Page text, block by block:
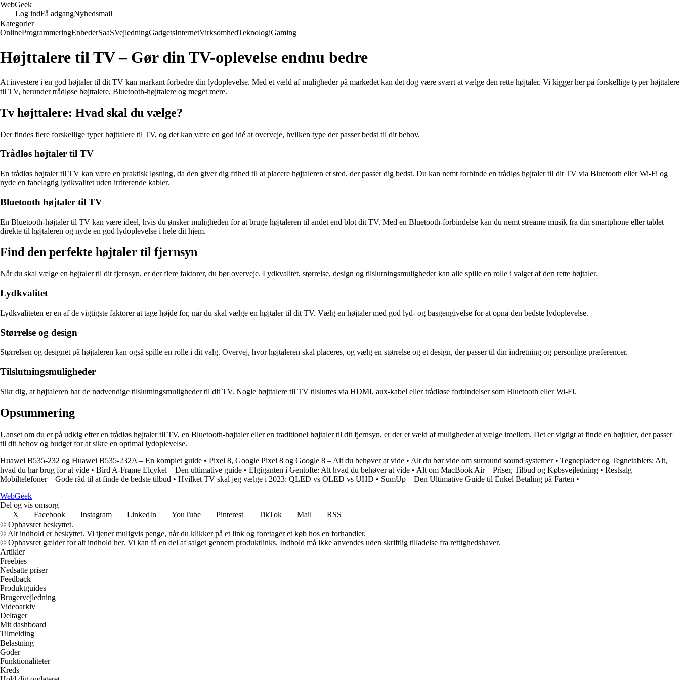
WebGeek
Log indFå adgangNyhedsmail
Kategorier
OnlineProgrammeringEnhederSaaSVejledningGadgetsInternetVirksomhedTeknologiGaming
Højttalere til TV – Gør din TV-oplevelse endnu bedre
At investere i en god højtaler til dit TV kan markant forbedre din lydoplevelse. Med et væld af muligheder på markedet kan det dog være svært at vælge den rette højtaler. Vi kigger her på forskellige typer højttalere
til TV, herunder trådløse højttalere, Bluetooth-højttalere og meget mere.
Tv højttalere: Hvad skal du vælge?
Der findes flere forskellige typer højttalere til TV, og det kan være en god idé at overveje, hvilken type der passer bedst til dit behov.
Trådløs højtaler til TV
En trådløs højtaler til TV kan være en praktisk løsning, da den giver dig frihed til at placere højtaleren et sted, der passer dig bedst. Du kan nemt forbinde en trådløs højtaler til dit TV via Bluetooth eller Wi-Fi og
nyde en fabelagtig lydkvalitet uden irriterende kabler.
Bluetooth højtaler til TV
En Bluetooth-højtaler til TV kan være ideel, hvis du ønsker muligheden for at bruge højtaleren til andet end blot dit TV. Med en Bluetooth-forbindelse kan du nemt streame musik fra din smartphone eller tablet
direkte til højtaleren og nyde en god lydoplevelse i hele dit hjem.
Find den perfekte højtaler til fjernsyn
Når du skal vælge en højtaler til dit fjernsyn, er der flere faktorer, du bør overveje. Lydkvalitet, størrelse, design og tilslutningsmuligheder kan alle spille en rolle i valget af den rette højtaler.
Lydkvalitet
Lydkvaliteten er en af de vigtigste faktorer at tage højde for, når du skal vælge en højtaler til dit TV. Vælg en højtaler med god lyd- og basgengivelse for at opnå den bedste lydoplevelse.
Størrelse og design
Størrelsen og designet på højtaleren kan også spille en rolle i dit valg. Overvej, hvor højtaleren skal placeres, og vælg en størrelse og et design, der passer til din indretning og personlige præferencer.
Tilslutningsmuligheder
Sikr dig, at højtaleren har de nødvendige tilslutningsmuligheder til dit TV. Nogle højttalere til TV tilsluttes via HDMI, aux-kabel eller trådløse forbindelser som Bluetooth eller Wi-Fi.
Opsummering
Uanset om du er på udkig efter en trådløs højtaler til TV, en Bluetooth-højtaler eller en traditionel højtaler til dit fjernsyn, er der et væld af muligheder at vælge imellem. Det er vigtigt at finde en højtaler, der passer
til dit behov og budget for at sikre en optimal lydoplevelse.
Huawei B535-232 og Huawei B535-232A – En komplet guide • Pixel 8, Google Pixel 8 og Google 8 – Alt du behøver at vide • Alt du bør vide om surround sound systemer• Tegneplader og Tegnetablets: Alt,
hvad du har brug for at vide • Bird A-Frame Elcykel – Den ultimative guide • Elgiganten i Gentofte: Alt hvad du behøver at vide • Alt om MacBook Air – Priser, Tilbud og Købsvejledning • Restsalg
Mobiltelefoner – Gode råd til at finde de bedste tilbud • Hvilket TV skal jeg vælge i 2023: QLED vs OLED vs UHD • SumUp – Den Ultimative Guide til Enkel Betaling på Farten •
WebGeek
Del og vis omsorg
X
Facebook Instagram LinkedIn YouTube Pinterest TikTok Mail
RSS
© Ophavsret beskyttet.
© Alt indhold er beskyttet. Vi tjener muligvis penge, når du klikker på et link og foretager et køb hos en forhandler.
© Ophavsret gælder for alt indhold her. Vi kan få en del af salget gennem produktlinks. Indhold må ikke anvendes uden skriftlig tilladelse fra rettighedshaver.
Artikler
Freebies
Nedsatte priser
Feedback
Produktguides
Brugervejledning
Videoarkiv
Deltager
Mit dashboard
Tilmelding
Belastning
Goder
Funktionaliteter
Kreds